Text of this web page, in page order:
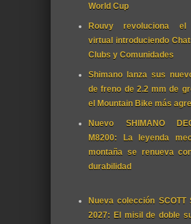
World Cup
Rouvy revoluciona el
virtual introduciendo
Clubs y Comunidades
Shimano lanza sus
de freno de 2.2 mm de
el Mountain Bike más
Nuevo SHIMANO
M8200: La leyenda
montaña se renueva
durabilidad
Nueva colección SCOTT
2027: El misil de doble